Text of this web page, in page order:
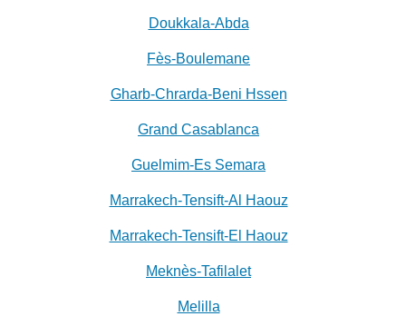
Doukkala-Abda
Fès-Boulemane
Gharb-Chrarda-Beni Hssen
Grand Casablanca
Guelmim-Es Semara
Marrakech-Tensift-Al Haouz
Marrakech-Tensift-El Haouz
Meknès-Tafilalet
Melilla